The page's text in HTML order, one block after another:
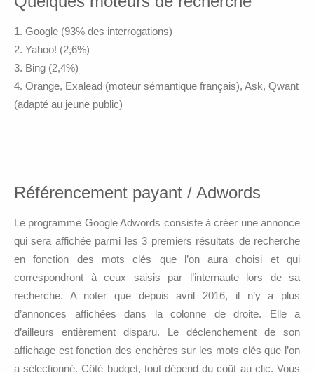
Google (93% des interrogations)
Yahoo! (2,6%)
Bing (2,4%)
Orange, Exalead (moteur sémantique français), Ask, Qwant
(adapté au jeune public)
Référencement payant / Adwords
Le programme Google Adwords consiste à créer une annonce
qui sera affichée parmi les 3 premiers résultats de recherche
en fonction des mots clés que l’on aura choisi et qui
correspondront à ceux saisis par l’internaute lors de sa
recherche. A noter que depuis avril 2016, il n’y a plus
d’annonces affichées dans la colonne de droite. Elle a
d’ailleurs entièrement disparu. Le déclenchement de son
affichage est fonction des enchères sur les mots clés que l’on
a sélectionné. Côté budget, tout dépend du coût au clic. Vous